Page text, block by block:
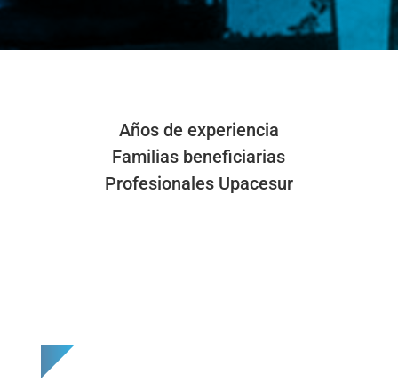
Años de experiencia
Familias beneficiarias
Profesionales Upacesur